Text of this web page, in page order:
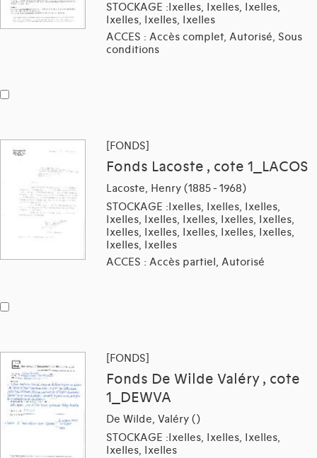
STOCKAGE :Ixelles, Ixelles, Ixelles,
Ixelles, Ixelles, Ixelles
ACCES : Accès complet, Autorisé, Sous
conditions
[FONDS]
Fonds Lacoste , cote 1_LACOS
Lacoste, Henry (1885 - 1968)
STOCKAGE :Ixelles, Ixelles, Ixelles,
Ixelles, Ixelles, Ixelles, Ixelles, Ixelles,
Ixelles, Ixelles, Ixelles, Ixelles, Ixelles,
Ixelles, Ixelles
ACCES : Accès partiel, Autorisé
[FONDS]
Fonds De Wilde Valéry , cote
1_DEWVA
De Wilde, Valéry ()
STOCKAGE :Ixelles, Ixelles, Ixelles,
Ixelles, Ixelles